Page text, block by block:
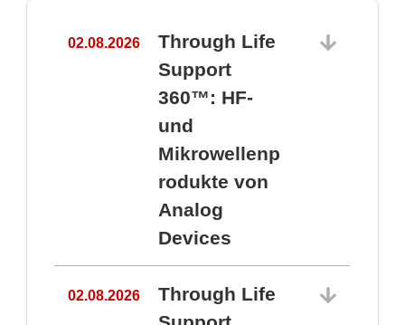
02.08.2026
Through Life
Support
360™: HF-
und
Mikrowellenp
rodukte von
Analog
Devices
02.08.2026
Through Life